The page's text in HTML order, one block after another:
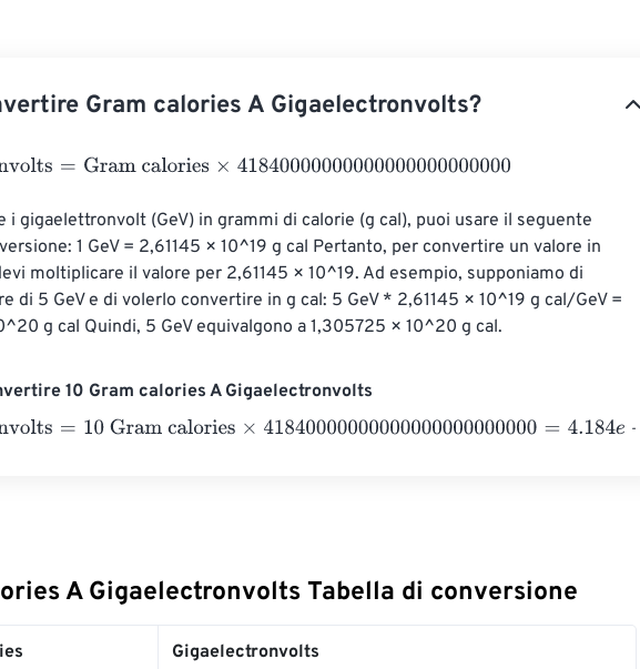
Gram calories A Gigaelectronvolts?
=Gram calories×41840000000000000000000000
i gigaelettronvolt (GeV) in grammi di calorie (g cal), puoi usare il seguente
1 GeV = 2,61145 × 10^19 g cal Pertanto, per convertire un valore in
moltiplicare il valore per 2,61145 × 10^19. Ad esempio, supponiamo di
di 5 GeV e di volerlo convertire in g cal: 5 GeV * 2,61145 × 10^19 g cal/GeV =
g cal Quindi, 5 GeV equivalgono a 1,305725 × 10^20 g cal.
10 Gram calories A Gigaelectronvolts
=10 Gram calories×41840000000000000000000000=4.184e+26
A Gigaelectronvolts Tabella di conversione
Gigaelectronvolts